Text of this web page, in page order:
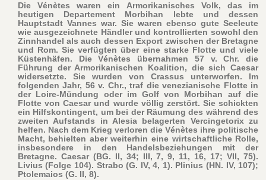
Die Vénètes waren ein Armorikanisches Volk, das im
heutigen Departement Morbihan lebte und dessen
Hauptstadt Vannes war. Sie waren ebenso gute Seeleute
wie ausgezeichnete Händler und kontrollierten sowohl den
Zinnhandel als auch dessen Export zwischen der Bretagne
und Rom. Sie verfügten über eine starke Flotte und viele
Küstenhäfen. Die Vénètes übernahmen 57 v. Chr. die
Führung der Armorikanischen Koalition, die sich Caesar
widersetzte. Sie wurden von Crassus unterworfen. Im
folgenden Jahr, 56 v. Chr., traf die venezianische Flotte in
der Loire-Mündung oder im Golf von Morbihan auf die
Flotte von Caesar und wurde völlig zerstört. Sie schickten
ein Hilfskontingent, um bei der Räumung des während des
zweiten Aufstands in Alesia belagerten Vercingetorix zu
helfen. Nach dem Krieg verloren die Vénètes ihre politische
Macht, behielten aber weiterhin eine wirtschaftliche Rolle,
insbesondere in den Handelsbeziehungen mit der
Bretagne. Caesar (BG. II, 34; III, 7, 9, 11, 16, 17; VII, 75).
Livius (Folge 104). Strabo (G. IV, 4, 1). Plinius (HN. IV, 107);
Ptolemaios (G. II, 8).